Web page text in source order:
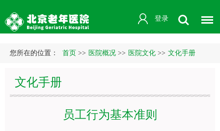
登录
您所在的位置： 首页 >> 医院概况 >> 医院文化 >> 文化手册
文化手册
员工行为基本准则